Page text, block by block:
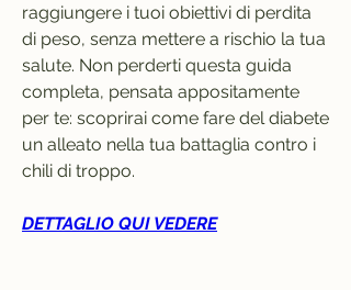
raggiungere i tuoi obiettivi di perdita
di peso, senza mettere a rischio la tua
salute. Non perderti questa guida
completa, pensata appositamente
per te: scoprirai come fare del diabete
un alleato nella tua battaglia contro i
chili di troppo.
DETTAGLIO QUI VEDERE